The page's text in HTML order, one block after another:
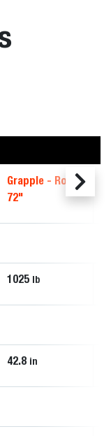
Grapple - Root,
72"
1025 lb
42.8 in